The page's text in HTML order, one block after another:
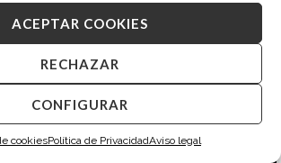
ACEPTAR COOKIES
RECHAZAR
CONFIGURAR
cookiesPolítica de PrivacidadAviso legal